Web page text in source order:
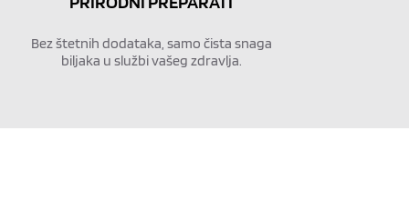
Bez štetnih dodataka, samo čista snaga
biljaka u službi vašeg zdravlja.